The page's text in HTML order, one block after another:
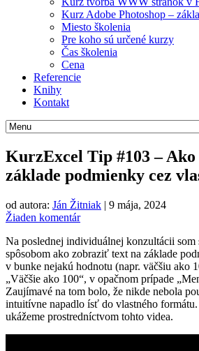
Kurz Adobe Photoshop –
Miesto školenia
Pre koho sú určené kurzy
Čas školenia
Cena
Referencie
Knihy
Kontakt
KurzExcel Tip #103 –
základe podmienky cez
od autora: Ján Žitniak | 9 mája, 2024
Žiaden komentár
Na poslednej individuálnej konzultácii som
spôsobom ako zobraziť text na základe
v bunke nejakú hodnotu (napr. väčšiu ako
„Väčšie ako 100“, v opačnom prípade
Zaujímavé na tom bolo, že nikde nebola
intuitívne napadlo ísť do vlastného
ukážeme prostredníctvom tohto videa.